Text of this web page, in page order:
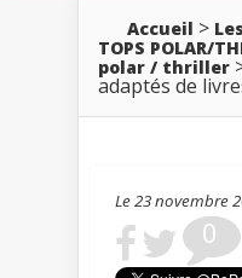
Accueil >
TOPS POLAR/
polar / thriller
adaptés de
Le 23 novembre
0